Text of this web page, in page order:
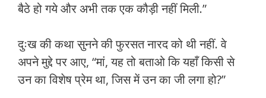
बैठे हो गये और अभी तक एक कौड़ी नहीं मिली.”
दुःख की कथा सुनने की फुरसत नारद को थी नहीं. वे
अपने मुद्दे पर आए, “मां, यह तो बताओ कि यहाँ किसी से
उन का विशेष प्रेम था, जिस में उन का जी लगा हो?”